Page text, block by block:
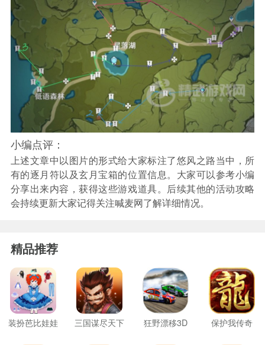
小编点评：
上述文章中以图片的形式给大家标注了悠风之路当中，所
有的逐月符以及玄月宝箱的位置信息。大家可以参考小编
分享出来内容，获得这些游戏道具。后续其他的活动攻略
会持续更新大家记得关注喊麦网了解详细情况。
精品推荐
装扮芭比娃娃 三国谋尽天下 狂野漂移3D 保护我传奇